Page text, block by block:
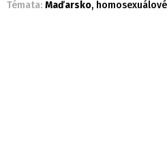
Témata: Maďarsko, homosexuálové